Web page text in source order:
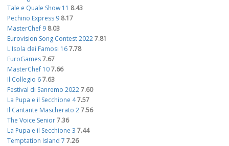
Tale e Quale Show 11 8.43
Pechino Express 9 8.17
MasterChef 9 8.03
Eurovision Song Contest 20227.81
L'Isola dei Famosi 167.78
EuroGames7.67
MasterChef 107.66
Il Collegio 67.63
Festival di Sanremo 20227.60
La Pupa e il Secchione 47.57
Il Cantante Mascherato 27.56
The Voice Senior7.36
La Pupa e il Secchione 3 7.44
Temptation Island 7 7.26